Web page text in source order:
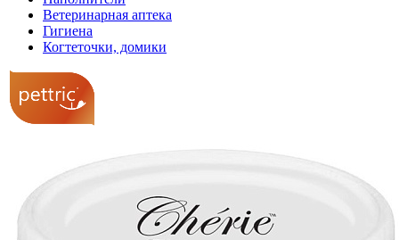
Ветеринарная аптека
Гигиена
Когтеточки, домики